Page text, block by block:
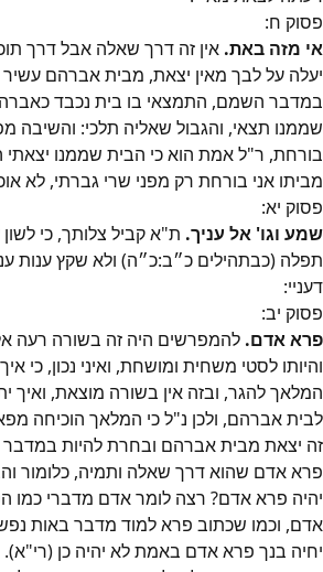
פסוק ח:
אי מזה באת. אין זה דרך שאלה אבל דרך
יעלה על לבך מאין יצאת, מבית אברהם עשיר
במדבר השמם, התמצאי בו בית נכבד
שממנו תצאי, והגבול שאליה תלכי: והשיבה
בורחת, ר"ל אמת הוא כי הבית שממנו יצאתי
מביתו אני בורחת רק מפני שרי גברתי, לא
פסוק יא:
שמע וגו' אל עניך. ת"א קביל צלותך, כי
תפלה (כבתהילים כ״ב:כ״ה) ולא שקץ ענות
דעניי:
פסוק יב:
פרא אדם. להמפרשים היה זה בשורה רעה
והיותו לסטי משחית ומושחת, ואיני נכון, כי
המלאך להגר, ובזה אין בשורה מוצאת, ואיך
לבית אברהם, ולכן נ"ל כי המלאך הוכיחה
זה יצאת מבית אברהם ובחרת להיות במדבר
פרא אדם שהוא דרך שאלה ותמיה, כלומור
יהיה פרא אדם? רצה לומר אדם מדברי כמו
אדם, וכמו שכתוב פרא למוד מדבר באות
יחיה בנך פרא אדם באמת לא יהיה כן (רי"א).